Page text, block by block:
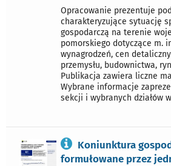
Opracowanie prezentuje
charakteryzujące sytuację
gospodarczą na terenie
pomorskiego dotyczące m.
wynagrodzeń, cen
przemysłu, budownictwa,
Publikacja zawiera liczne
Wybrane informacje
sekcji i wybranych działów
Koniunktura
formułowane przez